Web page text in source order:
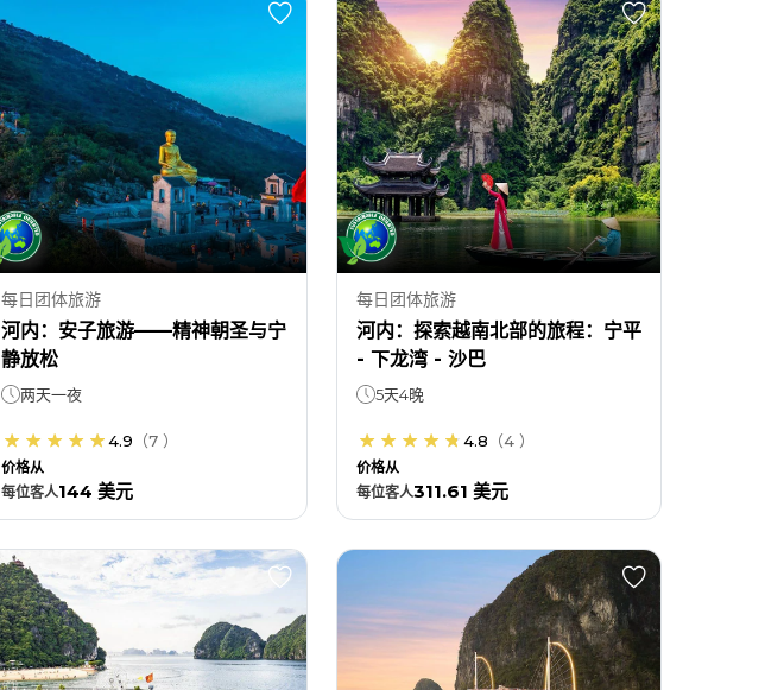
每日团体旅游
河内：安子旅游——精神朝圣与宁
静放松
两天一夜
4.9 （7 ）
价格从
每位客人144 美元
每日团体旅游
河内：探索越南北部的旅程：宁平
- 下龙湾 - 沙巴
5天4晚
4.8 （4 ）
价格从
每位客人311.61 美元